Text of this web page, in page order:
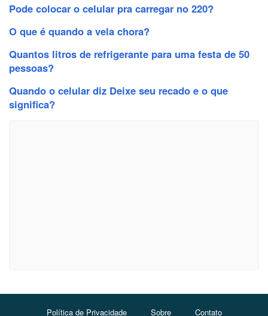
Pode colocar o celular pra carregar no 220?
O que é quando a vela chora?
Quantos litros de refrigerante para uma festa de 50
pessoas?
Quando o celular diz Deixe seu recado e o que
significa?
Política de Privacidade Sobre Contato